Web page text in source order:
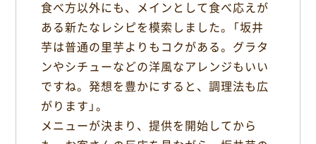
食べ方以外にも、メインとして食べ応えが
ある新たなレシピを模索しました。「坂井
芋は普通の里芋よりもコクがある。グラタ
ンやシチューなどの洋風なアレンジもいい
ですね。発想を豊かにすると、調理法も広
がります」。
メニューが決まり、提供を開始してから